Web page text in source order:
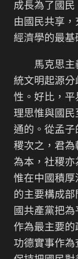
成長為了國
由國民共享
經濟學的最基
馬克思主
統文明起源
性。好比，平
理思惟與國
通的。從孟子
稷次之，君為
為本，社稷亦
惟在中國積
的主要構成
國共產黨把
作為最主要
功德實事作為